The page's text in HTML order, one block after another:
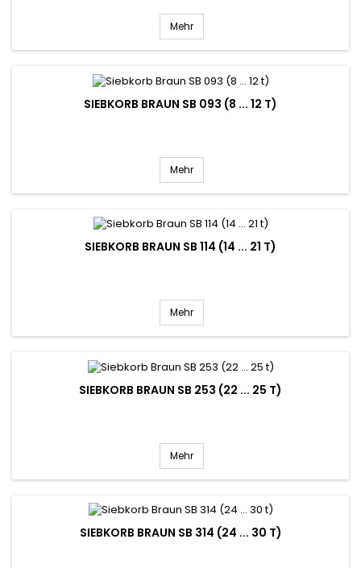
Mehr
SIEBKORB BRAUN SB 093 (8 ... 12 T)
Mehr
SIEBKORB BRAUN SB 114 (14 ... 21 T)
Mehr
SIEBKORB BRAUN SB 253 (22 ... 25 T)
Mehr
SIEBKORB BRAUN SB 314 (24 ... 30 T)